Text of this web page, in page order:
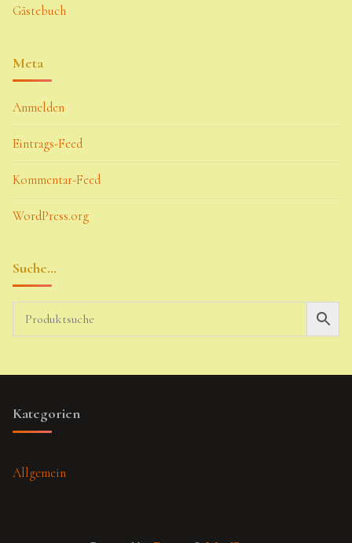
Gästebuch
Meta
Anmelden
Eintrags-Feed
Kommentar-Feed
WordPress.org
Suche…
Kategorien
Allgemein